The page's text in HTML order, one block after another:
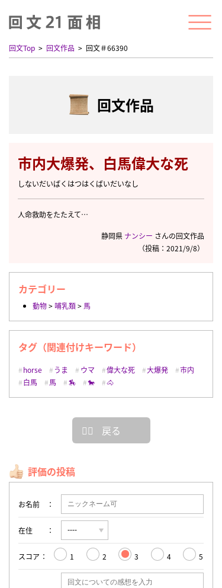
回文Top 回文作品 回文＃66390
回文作品
市内大爆発、白馬偉大な死
しないだいばくはつはくばいだいなし
人命救助をたたえて…
静岡県 ナンシー さんの回文作品
（投稿：2021/9/8）
カテゴリー
動物> 哺乳類> 馬
タグ（関連付けキーワード）
horse うま ウマ 偉大な死 大爆発
市内
白馬
馬 🏇 🐎 🐴
戻る
評価の投稿
お名前
在住
スコア 1 2 3 4 5